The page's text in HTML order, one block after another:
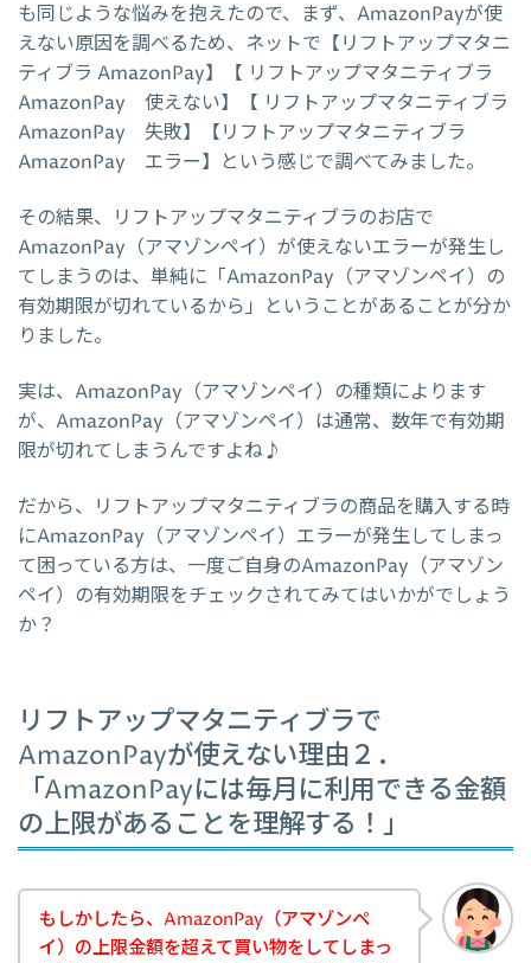
も同じような悩みを抱えたので、まず、AmazonPayが使
えない原因を調べるため、ネットで【リフトアップマタニ
ティブラ AmazonPay】【 リフトアップマタニティブラ
AmazonPay 使えない】【 リフトアップマタニティブラ
AmazonPay 失敗】【リフトアップマタニティブラ
AmazonPay エラー】という感じで調べてみました。
その結果、リフトアップマタニティブラのお店で
AmazonPay（アマゾンペイ）が使えないエラーが発生し
てしまうのは、単純に「AmazonPay（アマゾンペイ）の
有効期限が切れているから」ということがあることが分か
りました。
実は、AmazonPay（アマゾンペイ）の種類によります
が、AmazonPay（アマゾンペイ）は通常、数年で有効期
限が切れてしまうんですよね♪
だから、リフトアップマタニティブラの商品を購入する時
にAmazonPay（アマゾンペイ）エラーが発生してしまっ
て困っている方は、一度ご自身のAmazonPay（アマゾン
ペイ）の有効期限をチェックされてみてはいかがでしょう
か？
リフトアップマタニティブラで
AmazonPayが使えない理由２．
「AmazonPayには毎月に利用できる金額
の上限があることを理解する！」
もしかしたら、AmazonPay（アマゾンペ
イ）の上限金額を超えて買い物をしてしまっ